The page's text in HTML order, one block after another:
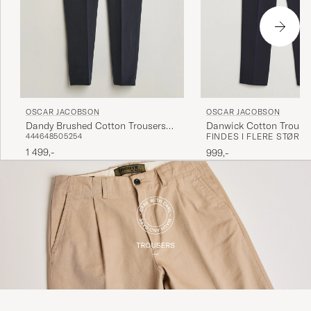
materialer, pasform og design.
OSCAR JACOBSON
Dandy Brushed Cotton Trousers
Blue
444648505254
1 499,-
OSCAR JACOBSON
Danwick Cotton
FINDES I FLERE
999,-